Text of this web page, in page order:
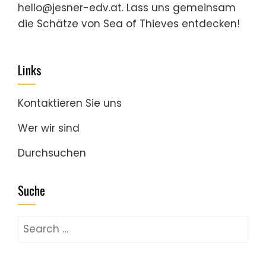
hello@jesner-edv.at. Lass uns gemeinsam
die Schätze von Sea of Thieves entdecken!
Links
Kontaktieren Sie uns
Wer wir sind
Durchsuchen
Suche
Search